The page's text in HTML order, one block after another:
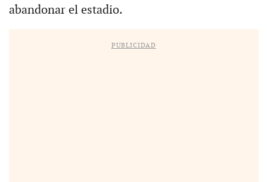
abandonar el estadio.
PUBLICIDAD